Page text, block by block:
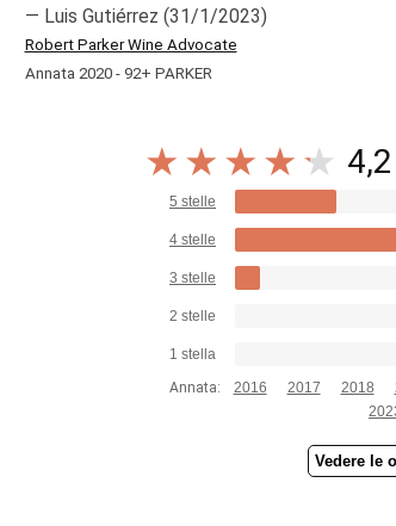
— Luis Gutiérrez (31/1/2023)
Robert Parker Wine Advocate
Annata 2020 - 92+ PARKER
4,2
5 stelle
4 stelle
3 stelle
2 stelle
1 stella
Annata:
2016 2017 2018
Vedere le